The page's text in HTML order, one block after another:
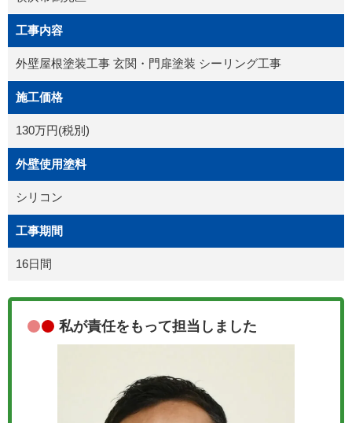
工事内容
外壁屋根塗装工事 玄関・門扉塗装 シーリング工事
施工価格
130万円(税別)
外壁使用塗料
シリコン
工事期間
16日間
私が責任をもって担当しました